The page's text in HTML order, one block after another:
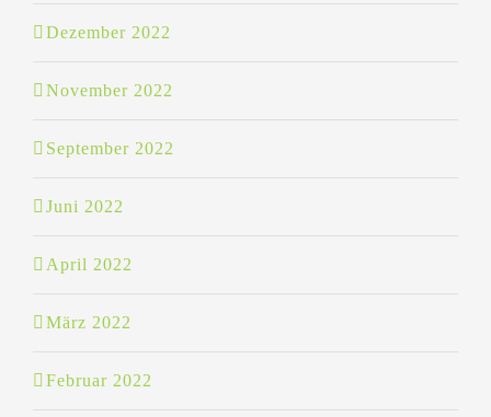
Dezember 2022
November 2022
September 2022
Juni 2022
April 2022
März 2022
Februar 2022